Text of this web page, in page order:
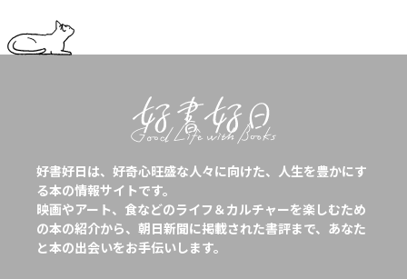
好書好日は、好奇心旺盛な人々に向けた、人生を豊かにす
る本の情報サイトです。
映画やアート、食などのライフ＆カルチャーを楽しむため
の本の紹介から、朝日新聞に掲載された書評まで、あなた
と本の出会いをお手伝いします。